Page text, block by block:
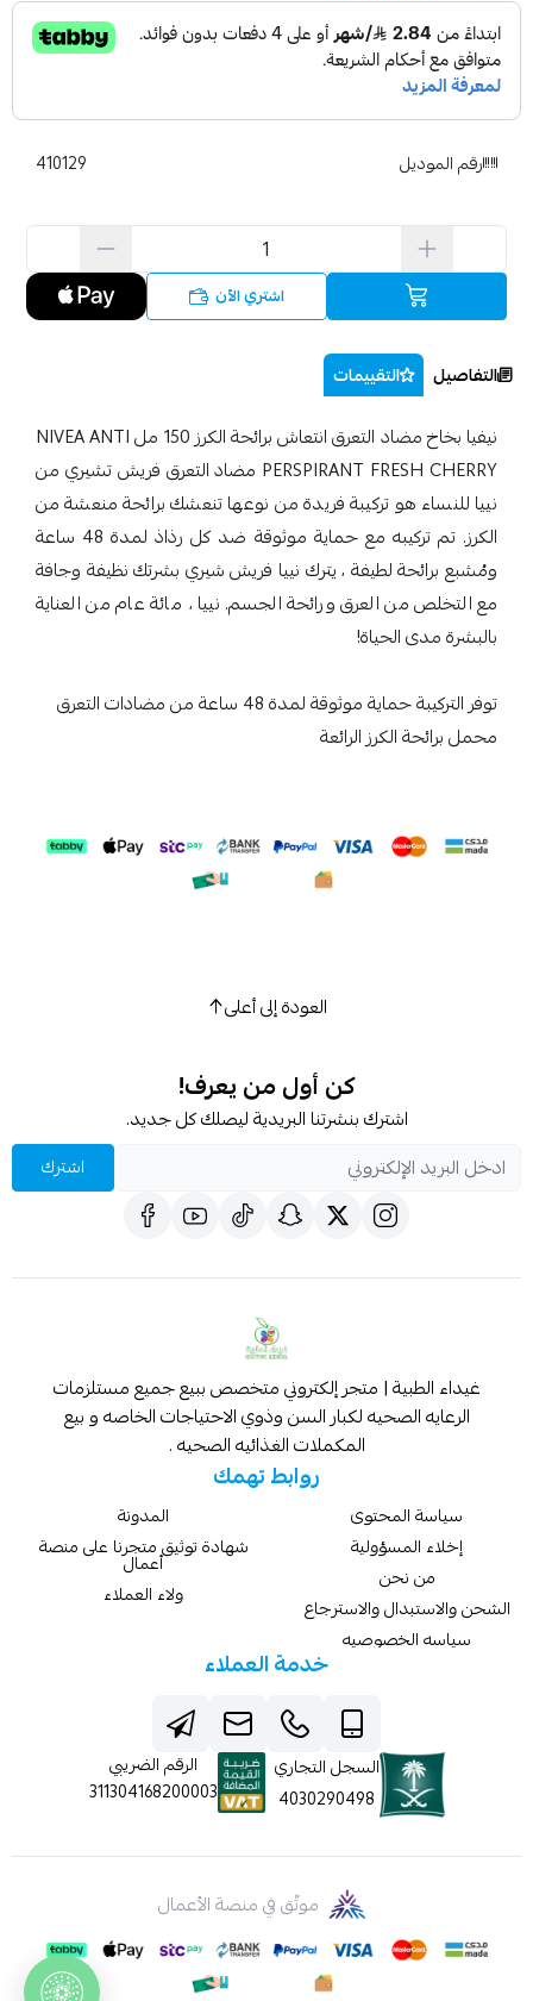
رقم الموديل 410129
اشتري الآن
التفاصيل التقييمات
نيفيا بخاخ مضاد التعرق انتعاش برائحة الكرز 150 مل NIVEA ANTI
PERSPIRANT FRESH CHERRY مضاد التعرق فريش تشيري من
نييا للنساء هو تركيبة فريدة من نوعها تنعشك برائحة منعشة من
الكرز. تم تركيبه مع حماية موثوقة ضد كل رذاذ لمدة 48 ساعة
ومُشبع برائحة لطيفة ، يترك نييا فريش شيري بشرتك نظيفة وجافة
مع التخلص من العرق ورائحة الجسم. نييا ، مائة عام من العناية
بالبشرة مدى الحياة!
توفر التركيبة حماية موثوقة لمدة 48 ساعة من مضادات التعرق
محمل برائحة الكرز الرائعة
العودة إلى أعلى
كن أول من يعرف!
اشترك بنشرتنا البريدية ليصلك كل جديد.
اشترك
غيداء الطبية | متجر إلكتروني متخصص ببيع جميع مستلزمات
الرعايه الصحيه لكبار السن وذوي الاحتياجات الخاصه و بيع
المكملات الغذائيه الصحيه .
روابط تهمك
سياسة المحتوى
إخلاء المسؤولية
من نحن
الشحن والاستبدال والاسترجاع
سياسه الخصوصيه
المدونة
شهادة توثيق متجرنا على منصة
أعمال
ولاء العملاء
خدمة العملاء
السجل التجاري
4030290498
الرقم الضريبي
311304168200003
موثّق في منصة الأعمال